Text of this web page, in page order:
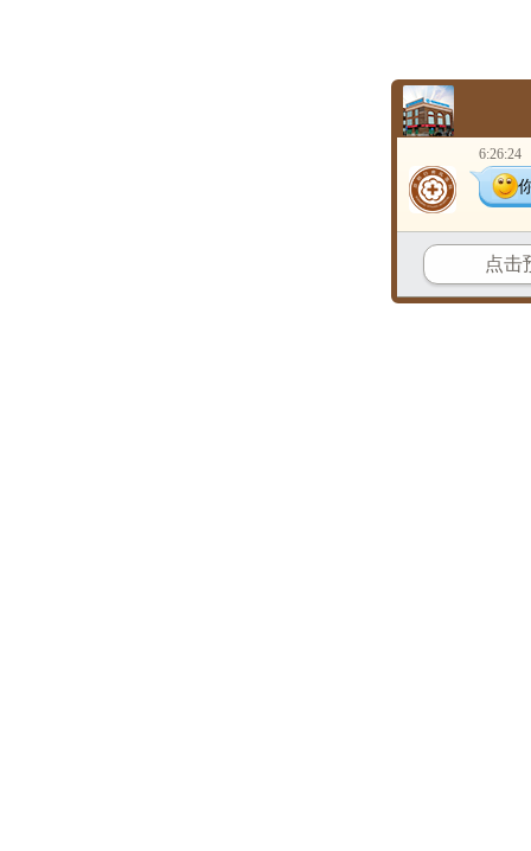
6:26:24
点击